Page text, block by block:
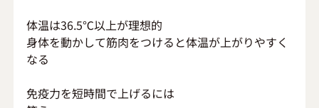
体温は36.5℃以上が理想的
身体を動かして筋肉をつけると体温が上がりやすく
なる
免疫力を短時間で上げるには